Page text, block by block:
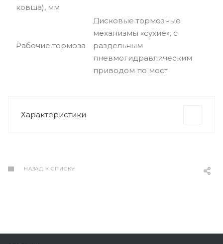
ковша), мм
Рабочие тормоза
Дисковые тормозные
механизмы «сухие», с
раздельным
пневмогидравлическим
приводом по мост
Характеристики
НАЗАД К СПИСКУ